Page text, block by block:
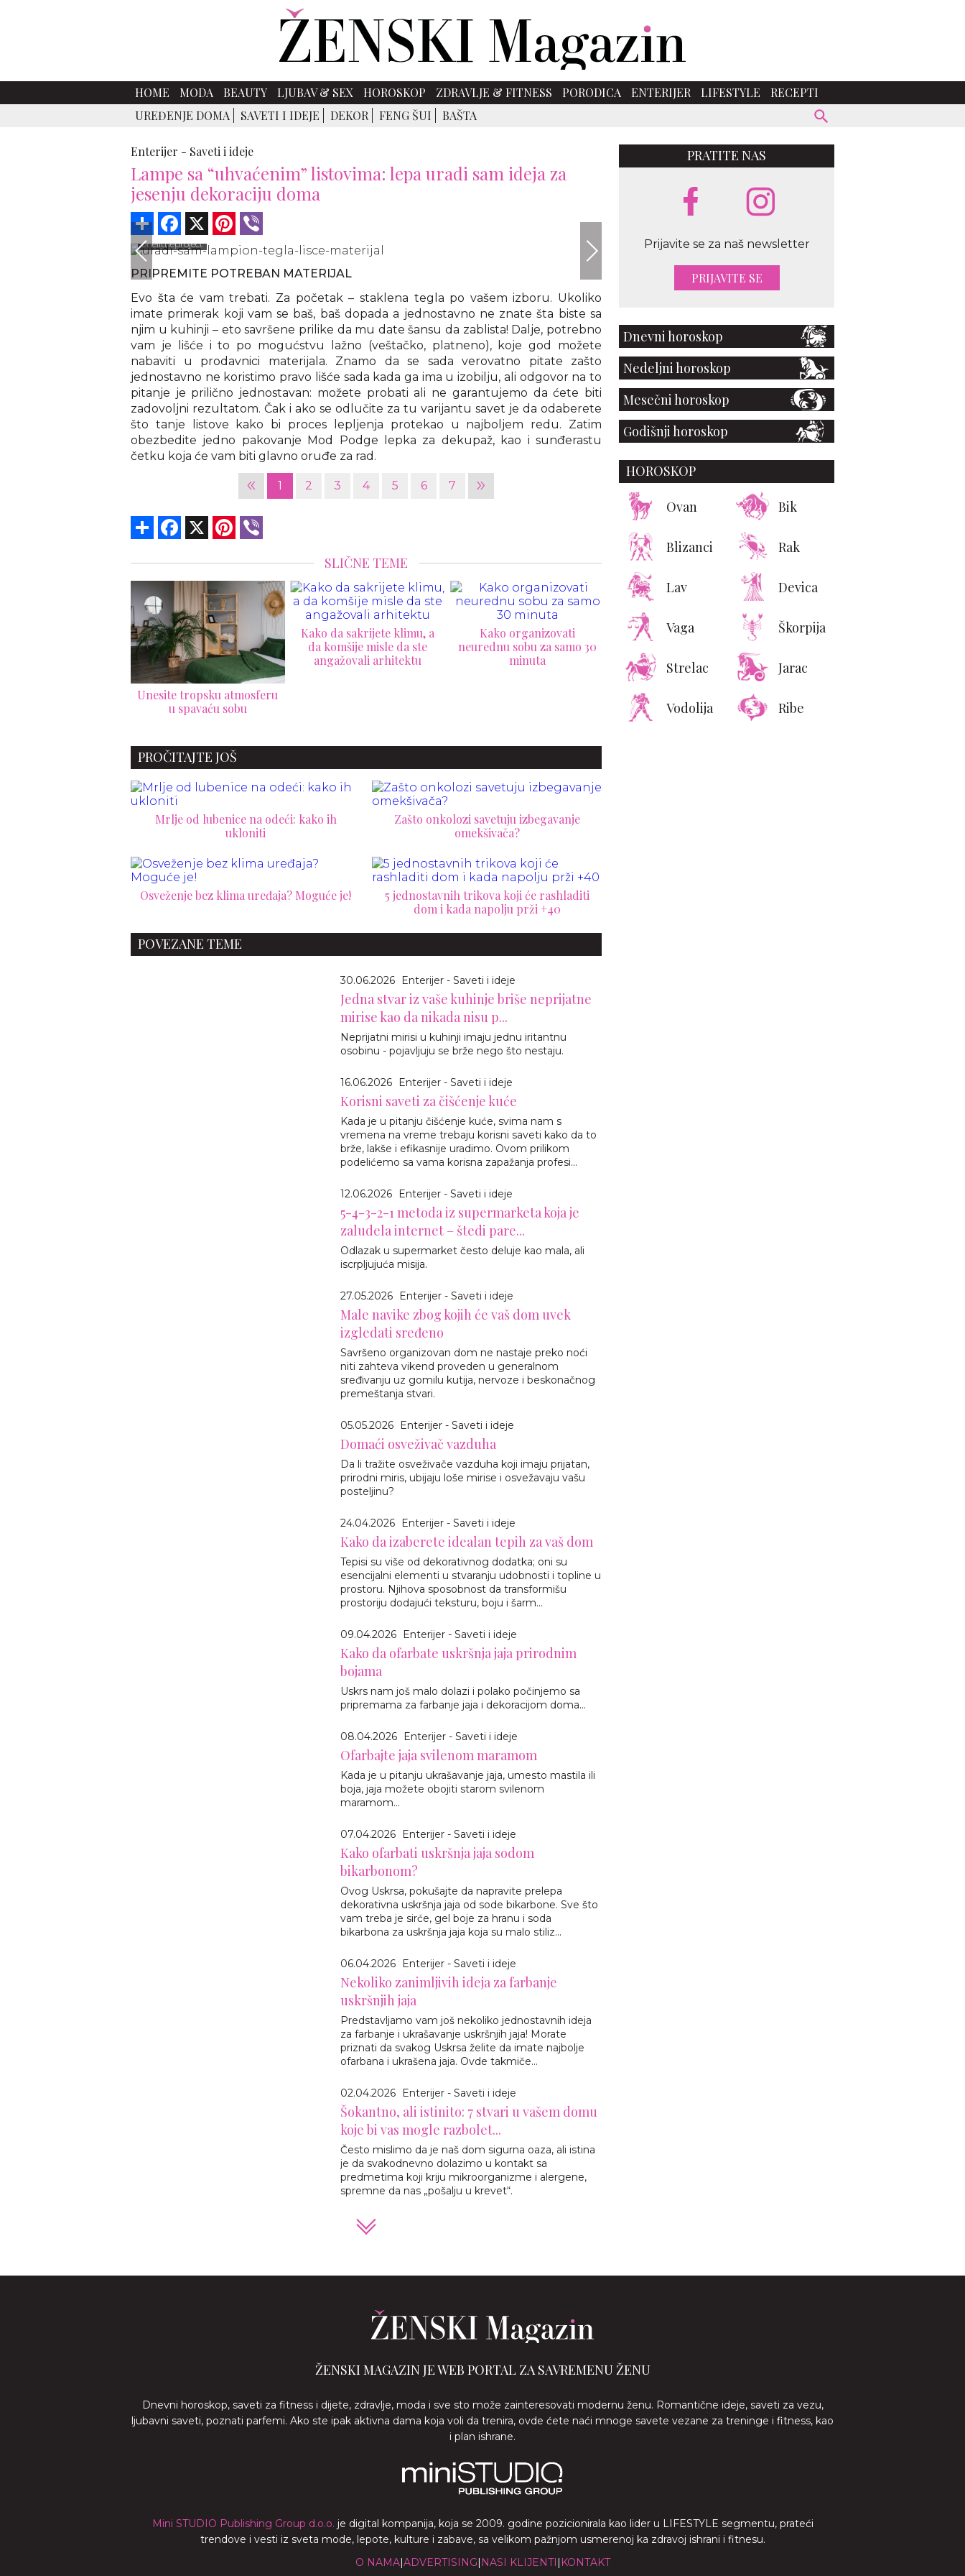
HOME MODA BEAUTY LJUBAV & SEX HOROSKOP ZDRAVLJE & FITNESS PORODICA ENTERIJER LIFESTYLE
RECEPTI
UREĐENJE DOMA
SAVETI I IDEJE DEKOR FENG ŠUI BAŠTA
Enterijer - Saveti i ideje
Lampe sa “uhvaćenim” listovima: lepa uradi sam ideja za
jesenju dekoraciju doma
Share Facebook Pinterest
onelittleproject onelittleproject
PRIPREMITE POTREBAN MATERIJAL
Evo šta će vam trebati. Za početak – staklena tegla po vašem izboru. Ukoliko
imate primerak koji vam se baš, baš dopada a jednostavno ne znate šta biste sa
njim u kuhinji – eto savršene prilike da mu date šansu da zablista! Dalje, potrebno
vam je lišće i to po mogućstvu lažno (veštačko, platneno), koje god možete
nabaviti u prodavnici materijala. Znamo da se sada verovatno pitate zašto
jednostavno ne koristimo pravo lišće sada kada ga ima u izobilju, ali odgovor na to
pitanje je prilično jednostavan: možete probati ali ne garantujemo da ćete biti
zadovoljni rezultatom. Čak i ako se odlučite za tu varijantu savet je da odaberete
što tanje listove kako bi proces lepljenja protekao u najboljem redu. Zatim
obezbedite jedno pakovanje Mod Podge lepka za dekupaž, kao i sunđerastu
četku koja će vam biti glavno oruđe za rad.
« 1 2 3 4 5 6 7 »
Share Facebook Pinterest
SLIČNE TEME
Kako da sakrijete klimu, a
da komšije misle da ste
angažovali arhitektu
Kako organizovati
neurednu sobu za samo 30
minuta
Krečite stan? Evo 7 grešaka
koje treba da izbegnete pre
vaš dom mirisati na leto –
bez veštačkih osveživača
PROČITAJTE JOŠ
Mrlje od lubenice na odeći: kako ih
ukloniti
Zašto onkolozi savetuju izbegavanje
omekšivača?
Osveženje bez klima uređaja? Moguće je!
5 jednostavnih trikova koji će rashladiti
dom i kada napolju prži +40
POVEZANE TEME
30.06.2026 Enterijer - Saveti i ideje
Jedna stvar iz vaše kuhinje briše neprijatne
mirise kao da nikada nisu p...
Neprijatni mirisi u kuhinji imaju jednu iritantnu
osobinu - pojavljuju se brže nego što nestaju.
16.06.2026 Enterijer - Saveti i ideje
Korisni saveti za čišćenje kuće
Kada je u pitanju čišćenje kuće, svima nam s
vremena na vreme trebaju korisni saveti kako da to
brže, lakše i efikasnije uradimo. Ovom prilikom
podelićemo sa vama korisna zapažanja profesi...
12.06.2026 Enterijer - Saveti i ideje
5-4-3-2-1 metoda iz supermarketa koja je
zaludela internet – štedi pare...
Odlazak u supermarket često deluje kao mala, ali
iscrpljujuća misija.
27.05.2026 Enterijer - Saveti i ideje
Male navike zbog kojih će vaš dom uvek
izgledati sređeno
Savršeno organizovan dom ne nastaje preko noći
niti zahteva vikend proveden u generalnom
sređivanju uz gomilu kutija, nervoze i beskonačnog
premeštanja stvari.
05.05.2026 Enterijer - Saveti i ideje
Domaći osveživač vazduha
Da li tražite osveživače vazduha koji imaju prijatan,
prirodni miris, ubijaju loše mirise i osvežavaju vašu
posteljinu?
24.04.2026 Enterijer - Saveti i ideje
Kako da izaberete idealan tepih za vaš dom
Tepisi su više od dekorativnog dodatka; oni su
esencijalni elementi u stvaranju udobnosti i topline u
prostoru. Njihova sposobnost da transformišu
prostoriju dodajući teksturu, boju i šarm...
09.04.2026 Enterijer - Saveti i ideje
Kako da ofarbate uskršnja jaja prirodnim
bojama
Uskrs nam još malo dolazi i polako počinjemo sa
pripremama za farbanje jaja i dekoracijom doma...
08.04.2026 Enterijer - Saveti i ideje
Ofarbajte jaja svilenom maramom
Kada je u pitanju ukrašavanje jaja, umesto mastila ili
boja, jaja možete obojiti starom svilenom
maramom...
07.04.2026 Enterijer - Saveti i ideje
Kako ofarbati uskršnja jaja sodom
bikarbonom?
Ovog Uskrsa, pokušajte da napravite prelepa
dekorativna uskršnja jaja od sode bikarbone. Sve što
vam treba je sirće, gel boje za hranu i soda
bikarbona za uskršnja jaja koja su malo stiliz...
06.04.2026 Enterijer - Saveti i ideje
Nekoliko zanimljivih ideja za farbanje
uskršnjih jaja
Predstavljamo vam još nekoliko jednostavnih ideja
za farbanje i ukrašavanje uskršnjih jaja! Morate
priznati da svakog Uskrsa želite da imate najbolje
ofarbana i ukrašena jaja. Ovde takmiče...
02.04.2026 Enterijer - Saveti i ideje
Šokantno, ali istinito: 7 stvari u vašem domu
koje bi vas mogle razbolet...
Često mislimo da je naš dom sigurna oaza, ali istina
je da svakodnevno dolazimo u kontakt sa
predmetima koji kriju mikroorganizme i alergene,
spremne da nas „pošalju u krevet“.
PRATITE NAS
Prijavite se za naš newsletter
PRIJAVITE SE
Dnevni horoskop
Nedeljni horoskop
Mesečni horoskop
Godišnji horoskop
HOROSKOP
Ovan Bik
Blizanci Rak
Lav Devica
Vaga Škorpija
Strelac Jarac
Vodolija Ribe
ŽENSKI MAGAZIN JE WEB PORTAL ZA SAVREMENU ŽENU
Dnevni horoskop, saveti za fitness i dijete, zdravlje, moda i sve sto može zainteresovati modernu ženu. Romantične ideje, saveti za vezu,
ljubavni saveti, poznati parfemi. Ako ste ipak aktivna dama koja voli da trenira, ovde ćete naći mnoge savete vezane za treninge i fitness, kao
i plan ishrane.
Mini STUDIO Publishing Group d.o.o. je digital kompanija, koja se 2009. godine pozicionirala kao lider u LIFESTYLE segmentu, prateći
trendove i vesti iz sveta mode, lepote, kulture i zabave, sa velikom pažnjom usmerenoj ka zdravoj ishrani i fitnesu.
O NAMA| ADVERTISING NASI KLIJENTI
KONTAKT